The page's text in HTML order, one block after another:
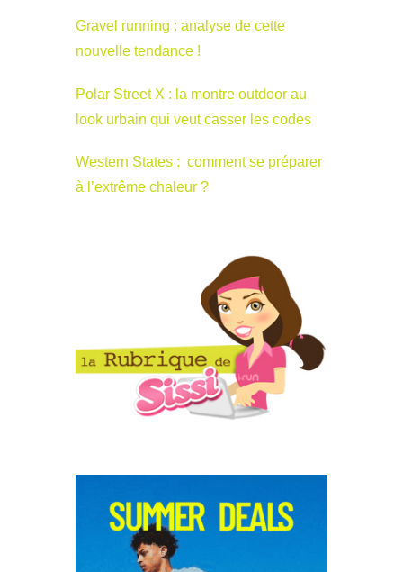
Gravel running : analyse de cette
nouvelle tendance !
Polar Street X : la montre outdoor au
look urbain qui veut casser les codes
Western States : comment se préparer
à l’extrême chaleur ?